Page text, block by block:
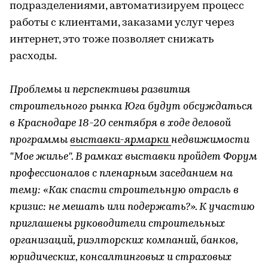
подразделениями, автоматизируем процесс
работы с клиентами, заказами услуг через
интернет, это тоже позволяет снижать
расходы.
Проблемы и перспективы развития
строительного рынка Юга будут обсуждаться
в Краснодаре 18-20 сентября в ходе деловой
программы выставки-ярмарки недвижимости
"Мое жилье". В рамках выставки пройдет Форум
профессионалов с пленарным заседанием на
тему: «Как спасти строительную отрасль в
кризис: не мешать или подержать?». К участию
приглашены руководители строительных
организаций, риэлторских компаний, банков,
юридических, консалтинговых и страховых